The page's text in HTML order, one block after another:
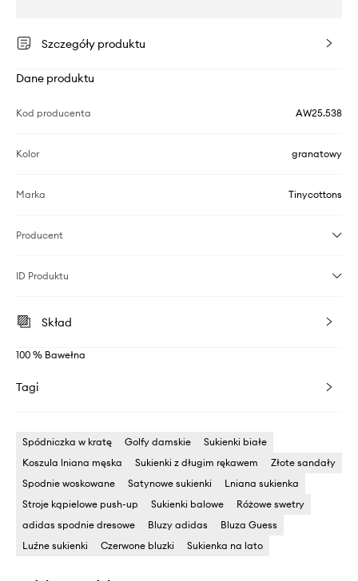
Szczegóły produktu
Dane produktu
Kod producenta AW25.538
Kolor granatowy
Marka Tinycottons
Producent
ID Produktu
Skład
100 % Bawełna
Tagi
Spódniczka w kratę Golfy damskie
Sukienki białe
Koszula lniana męska
Sukienki z długim rękawem
Złote sandały
Spodnie woskowane
Satynowe sukienki
Lniana sukienka
Stroje kąpielowe push-up
Sukienki balowe
Różowe swetry
adidas spodnie dresowe
Bluzy adidas
Bluza Guess
Luźne sukienki
Czerwone bluzki Sukienka na lato